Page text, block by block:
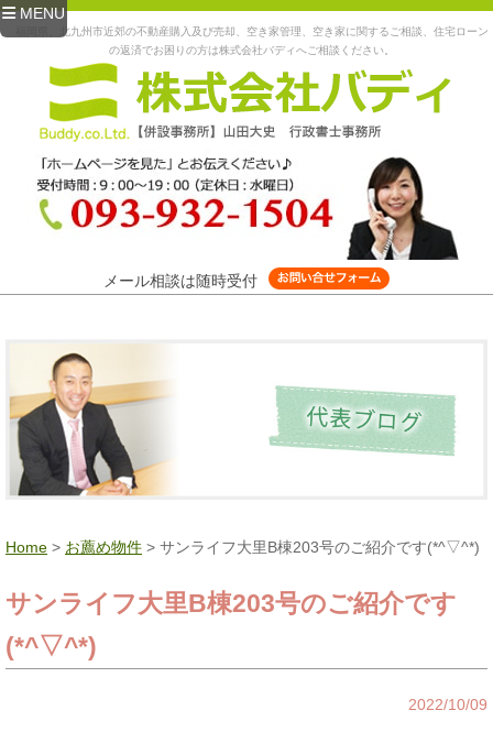
MENU
福岡県、北九州市近郊の不動産購入及び売却、空き家管理、空き家に関するご相談、住宅ローン
の返済でお困りの方は株式会社バディへご相談ください。
メール相談は随時受付
Home > お薦め物件 > サンライフ大里B棟203号のご紹介です(*^▽^*)
サンライフ大里B棟203号のご紹介です
(*^▽^*)
2022/10/09